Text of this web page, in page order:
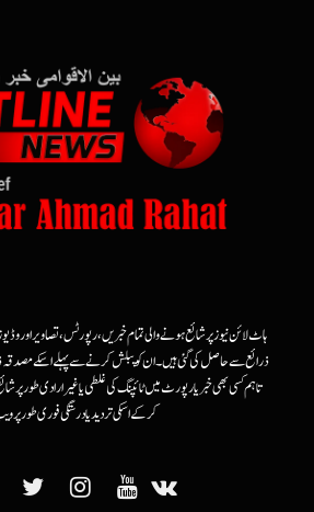
ہاٹ لائن نیوز پر شائع ہونے والی تمام خبریں، رپورٹس، تصاویر اور
ذرائع سے حاصل کی گئی ہیں۔ ان کو پبلش کرنے سے پہلے اسکے مصدقہ
تاہم کسی بھی خبر یا رپورٹ میں ٹائپنگ کی غلطی یا غیرارادی طور پر
کرکے اسکی تردید یا درستگی فوری طور